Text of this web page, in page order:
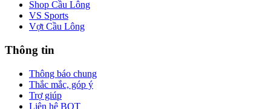
Shop Cầu Lông
VS Sports
Vợt Cầu Lông
Thông tin
Thông báo chung
Thắc mắc, góp ý
Trợ giúp
Liên hệ BQT